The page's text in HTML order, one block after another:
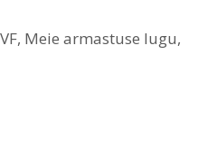
, Meie armastuse lugu,